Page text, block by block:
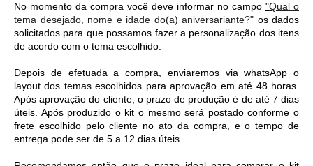
No momento da compra você deve informar no campo "Qual o
tema desejado, nome e idade do(a) aniversariante?" os dados
solicitados para que possamos fazer a personalização dos itens
de acordo com o tema escolhido.
Depois de efetuada a compra, enviaremos via whatsApp o
layout dos temas escolhidos para aprovação em até 48 horas.
Após aprovação do cliente, o prazo de produção é de até 7 dias
úteis. Após produzido o kit o mesmo será postado conforme o
frete escolhido pelo cliente no ato da compra, e o tempo de
entrega pode ser de 5 a 12 dias úteis.